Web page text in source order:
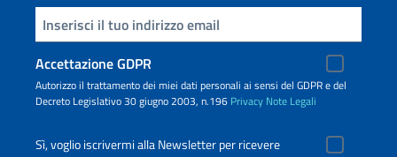
Inserisci la tua email
Accettazione GDPR
Autorizzo il trattamento dei miei dati personali ai sensi del GDPR e del
Decreto Legislativo 30 giugno 2003, n.196 Privacy Note Legali
Sì, voglio iscrivermi alla Newsletter per ricevere